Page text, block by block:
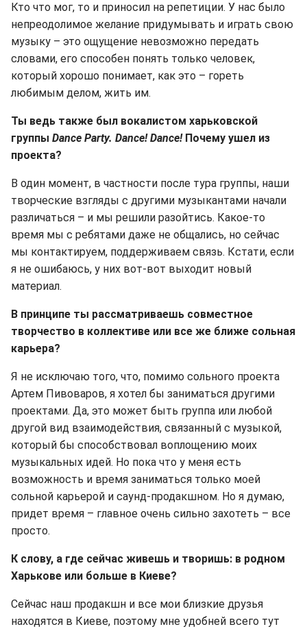
Кто что мог, то и приносил на репетиции. У нас было
непреодолимое желание придумывать и играть свою
музыку – это ощущение невозможно передать
словами, его способен понять только человек,
который хорошо понимает, как это – гореть
любимым делом, жить им.
Ты ведь также был вокалистом харьковской
группы Dance Party. Dance! Dance!Почему ушел из
проекта?
В один момент, в частности после тура группы, наши
творческие взгляды с другими музыкантами начали
различаться – и мы решили разойтись. Какое-то
время мы с ребятами даже не общались, но сейчас
мы контактируем, поддерживаем связь. Кстати, если
я не ошибаюсь, у них вот-вот выходит новый
материал.
В принципе ты рассматриваешь совместное
творчество в коллективе или все же ближе сольная
карьера?
Я не исключаю того, что, помимо сольного проекта
Артем Пивоваров, я хотел бы заниматься другими
проектами. Да, это может быть группа или любой
другой вид взаимодействия, связанный с музыкой,
который бы способствовал воплощению моих
музыкальных идей. Но пока что у меня есть
возможность и время заниматься только моей
сольной карьерой и саунд-продакшном. Но я думаю,
придет время – главное очень сильно захотеть – все
просто.
К слову, а где сейчас живешь и творишь: в родном
Харькове или больше в Киеве?
Сейчас наш продакшн и все мои близкие друзья
находятся в Киеве, поэтому мне удобней всего тут